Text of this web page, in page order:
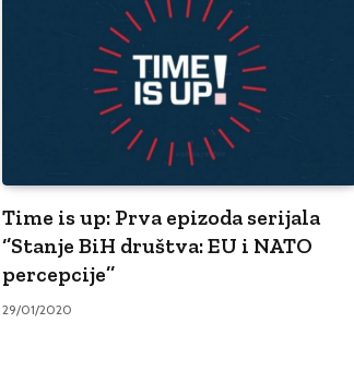
Time is up: Prva epizoda serijala
‘’Stanje BiH društva: EU i NATO
percepcije’’
29/01/2020